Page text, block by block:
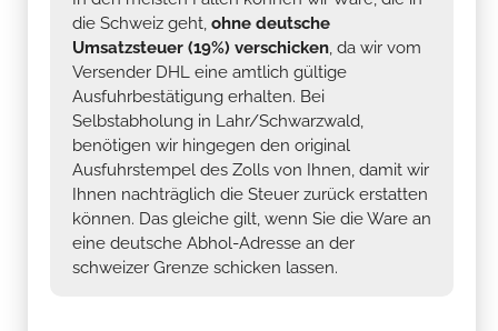
die Schweiz geht, ohne deutsche
Umsatzsteuer (19%) verschicken, da wir vom
Versender DHL eine amtlich gültige
Ausfuhrbestätigung erhalten. Bei
Selbstabholung in Lahr/Schwarzwald,
benötigen wir hingegen den original
Ausfuhrstempel des Zolls von Ihnen, damit wir
Ihnen nachträglich die Steuer zurück erstatten
können. Das gleiche gilt, wenn Sie die Ware an
eine deutsche Abhol-Adresse an der
schweizer Grenze schicken lassen.